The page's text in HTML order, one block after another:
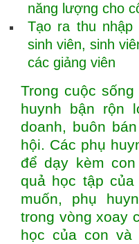
năng lượng cho
Tạo ra thu
sinh viên, sinh
các giảng viên
Trong cuộc
huynh bận rộn
doanh, buôn
hội. Các phụ
để dạy kèm
quả học tập
muốn, phụ
trong vòng xoay
học của con và